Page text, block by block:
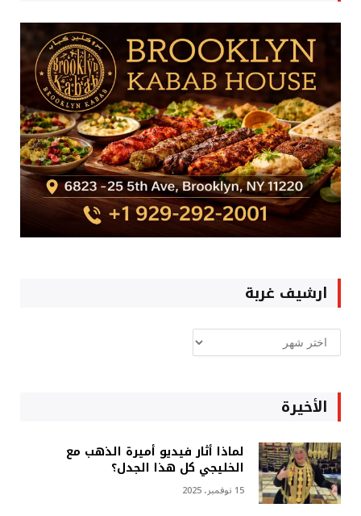
ارشيف غربة
ارشيف
غربة
الأخيرة
لماذا أثار فيديو أميرة الذهب مع
الخليجي كل هذا الجدل؟
15 نوفمبر، 2025